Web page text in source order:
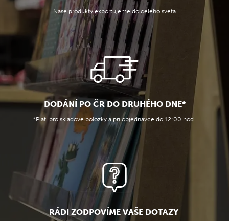
Naše produkty exportujeme do celého světa
DODÁNÍ PO ČR DO DRUHÉHO DNE*
*Platí pro skladové položky a při objednávce do 12:00 hod.
RÁDI ZODPOVÍME VAŠE DOTAZY